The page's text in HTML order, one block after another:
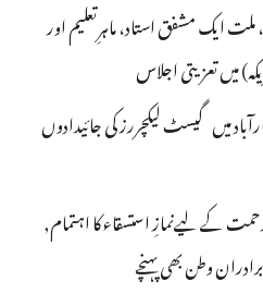
ملت ایک مشفق استاد، ماہرِتعلیم اور
میں تعزیتی اجلاس
میں گیسٹ لیکچررز کی جائیدادوں
کے لیےنمازِ استسقاء کا اہتمام,
وطن بھی پہنچے